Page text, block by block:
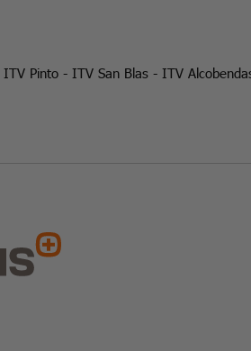
ITV Pinto- ITV San Blas- ITV